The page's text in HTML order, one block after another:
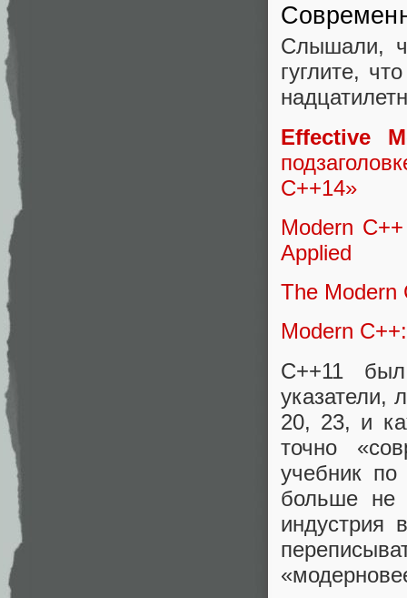
Слышали,
гуглите,
Effective
C++14»
Modern
Applied
The Modern
Modern
C++11
указатели,
20, 23, и
точно
учебник
больше не
индустрия